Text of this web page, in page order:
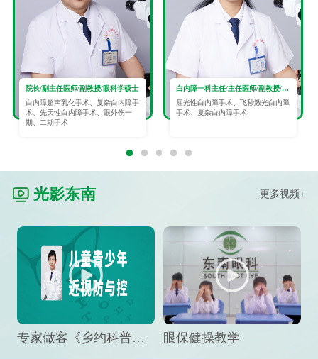
院长/副主任医师/副教授/眼科学硕士
白内障超声乳化手术、复杂白内障手
术、先天性白内障手术、眼外伤一
期、二期手术
白内障一科主任/主任医师/副教授/眼科学硕士
屈光性白内障手术、飞秒激光白内障
手术、复杂白内障手术
光影东南 更多视频+
专家做客《乡约科普》栏目，预防孩子近视竟然这么“简单” 眼保健操教学